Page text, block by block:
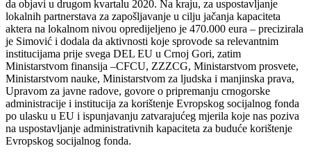
da objavi u drugom kvartalu 2020. Na kraju, za uspostavljanje
lokalnih partnerstava za zapošljavanje u cilju jačanja kapaciteta
aktera na lokalnom nivou opredijeljeno je 470.000 eura – precizirala
je Simović i dodala da aktivnosti koje sprovode sa relevantnim
institucijama prije svega DEL EU u Crnoj Gori, zatim
Ministarstvom finansija –CFCU, ZZZCG, Ministarstvom prosvete,
Ministarstvom nauke, Ministarstvom za ljudska i manjinska prava,
Upravom za javne radove, govore o pripremanju crnogorske
administracije i institucija za korištenje Evropskog socijalnog fonda
po ulasku u EU i ispunjavanju zatvarajućeg mjerila koje nas poziva
na uspostavljanje administrativnih kapaciteta za buduće korištenje
Evropskog socijalnog fonda.